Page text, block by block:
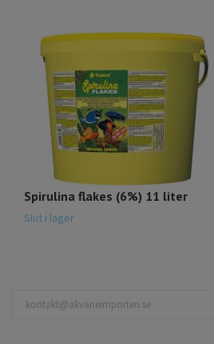
Spirulina flakes (6%) 11 liter
Slut i lager